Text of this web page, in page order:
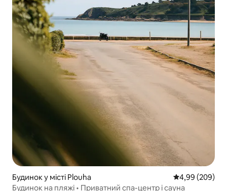
Будинок у місті Plouha Середня
4,99 (209)
Будинок на пляжі • Приватний спа-центр і сауна